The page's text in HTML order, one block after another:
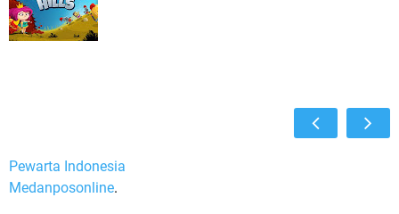
Pewarta Indonesia
Medanposonline.